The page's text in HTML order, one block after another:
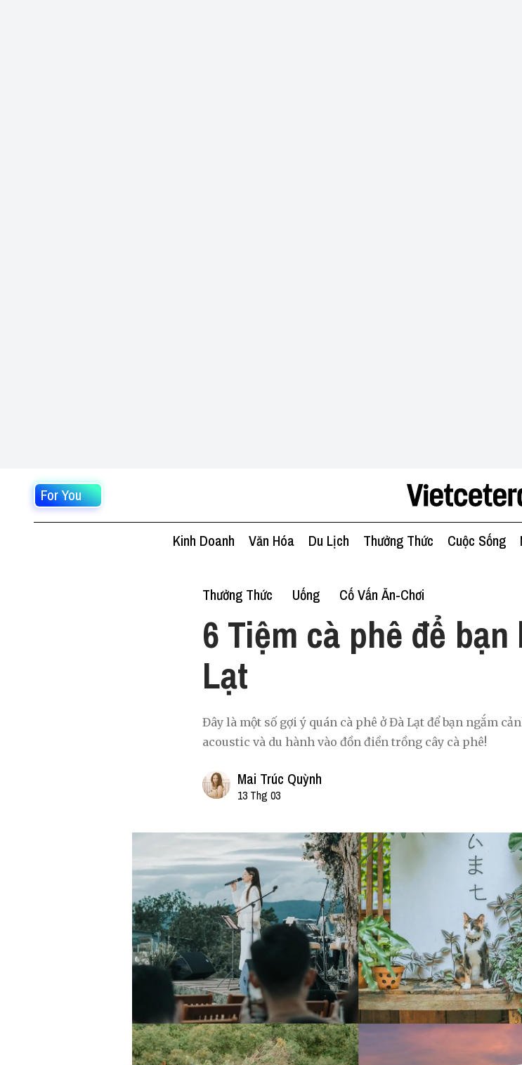
For You
Kinh Doanh Văn Hóa Du Lịch Thưởng Thức Cuộc Sống
Thưởng Thức Uống Cố Vấn Ăn-Chơi
6 Tiệm cà phê để
Lạt
Đây là một số gợi ý quán cà phê ở Đà Lạt để bạn ngắm
acoustic và du hành vào đồn điền trồng cây cà phê!
Mai Trúc Quỳnh
13 Thg 03